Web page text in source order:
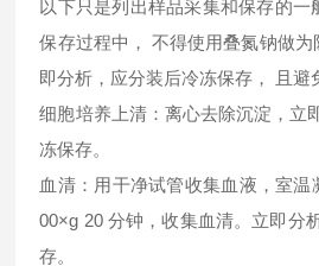
以下只是列出样品采集和保存的
保存过程中， 不得使用叠氮钠做
即分析，应分装后冷冻保存， 且避
细胞培养上清：离心去除沉淀，立
冻保存。
血清：用干净试管收集血液，室温
00×g 20 分钟，收集血清。立即分
存。